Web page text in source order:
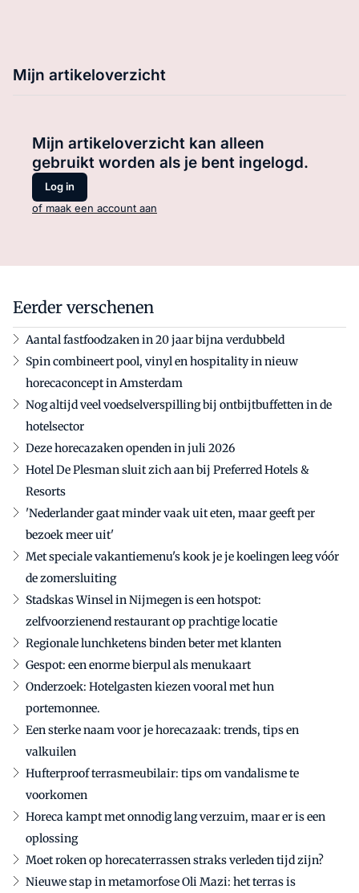
Mijn artikeloverzicht
Mijn artikeloverzicht kan alleen
gebruikt worden als je bent ingelogd.
Log in
of maak een account aan
Eerder verschenen
Aantal fastfoodzaken in 20 jaar bijna verdubbeld
Spin combineert pool, vinyl en hospitality in nieuw
horecaconcept in Amsterdam
Nog altijd veel voedselverspilling bij ontbijtbuffetten in de
hotelsector
Deze horecazaken openden in juli 2026
Hotel De Plesman sluit zich aan bij Preferred Hotels &
Resorts
'Nederlander gaat minder vaak uit eten, maar geeft per
bezoek meer uit'
Met speciale vakantiemenu's kook je je koelingen leeg vóór
de zomersluiting
Stadskas Winsel in Nijmegen is een hotspot:
zelfvoorzienend restaurant op prachtige locatie
Regionale lunchketens binden beter met klanten
Gespot: een enorme bierpul als menukaart
Onderzoek: Hotelgasten kiezen vooral met hun
portemonnee.
Een sterke naam voor je horecazaak: trends, tips en
valkuilen
Hufterproof terrasmeubilair: tips om vandalisme te
voorkomen
Horeca kampt met onnodig lang verzuim, maar er is een
oplossing
Moet roken op horecaterrassen straks verleden tijd zijn?
Nieuwe stap in metamorfose Oli Mazi: het terras is